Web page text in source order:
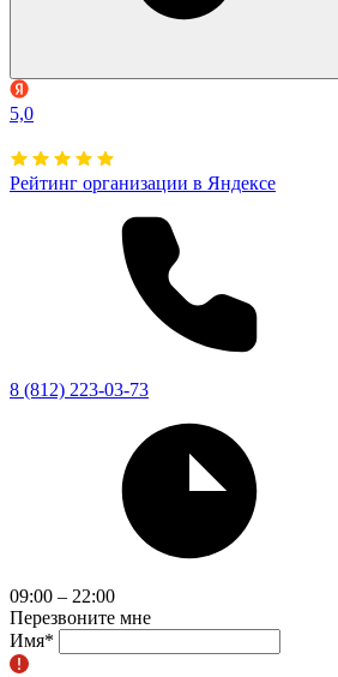
5,0
Рейтинг организации в Яндексе
8 (812) 223-03-73
09:00 – 22:00
Перезвоните мне
Имя*